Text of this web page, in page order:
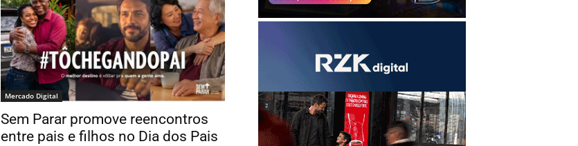
Mercado Digital
Sem Parar promove reencontros
entre pais e filhos no Dia dos Pais